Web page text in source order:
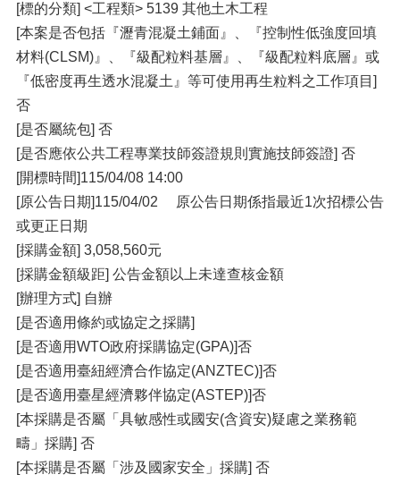
[標的分類] <工程類> 5139 其他土木工程
[本案是否包括『瀝青混凝土鋪面』、『控制性低強度回填
材料(CLSM)』、『級配粒料基層』、『級配粒料底層』或
『低密度再生透水混凝土』等可使用再生粒料之工作項目]
否
[是否屬統包] 否
[是否應依公共工程專業技師簽證規則實施技師簽證] 否
[開標時間]115/04/08 14:00
[原公告日期]115/04/02 原公告日期係指最近1次招標公告
或更正日期
[採購金額] 3,058,560元
[採購金額級距] 公告金額以上未達查核金額
[辦理方式] 自辦
[是否適用條約或協定之採購]
[是否適用WTO政府採購協定(GPA)]否
[是否適用臺紐經濟合作協定(ANZTEC)]否
[是否適用臺星經濟夥伴協定(ASTEP)]否
[本採購是否屬「具敏感性或國安(含資安)疑慮之業務範
疇」採購] 否
[本採購是否屬「涉及國家安全」採購] 否